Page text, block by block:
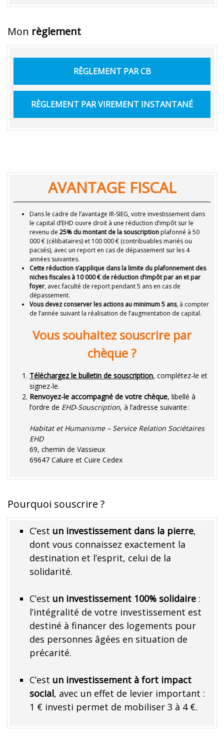
Mon règlement
RÈGLEMENT PAR CB
RÈGLEMENT PAR VIREMENT INSTANTANÉ
AVANTAGE FISCAL
Dans le cadre de l’avantage IR-SIEG, votre investissement dans
le capital d’EHD ouvre droit à une réduction d’impôt sur le
revenu de 25% du montant de la souscription plafonné à 50
000 € (célibataires) et 100 000 € (contribuables mariés ou
pacsés), avec un report en cas de dépassement sur les 4
années suivantes.
Cette réduction s’applique dans la limite du plafonnement des
niches fiscales à 10 000 € de réduction d’impôt par an et par
foyer, avec faculté de report pendant 5 ans en cas de
dépassement.
Vous devez conserver les actions au minimum 5 ans, à compter
de l’année suivant la réalisation de l’augmentation de capital.
Vous souhaitez souscrire par
chèque ?
Téléchargez le bulletin de souscription, complétez-le et
signez-le.
Renvoyez-le accompagné de votre chèque, libellé à
l’ordre de EHD‑Souscription, à l’adresse suivante :
Habitat et Humanisme – Service Relation Sociétaires
EHD
69, chemin de Vassieux
69647 Caluire et Cuire Cedex
Pourquoi souscrire ?
C’est un investissement dans la pierre,
dont vous connaissez exactement la
destination et l’esprit, celui de la
solidarité.
C’est un investissement 100% solidaire :
l’intégralité de votre investissement est
destiné à financer des logements pour
des personnes âgées en situation de
précarité.
C’est un investissement à fort impact
social, avec un effet de levier important :
1 € investi permet de mobiliser 3 à 4 €.